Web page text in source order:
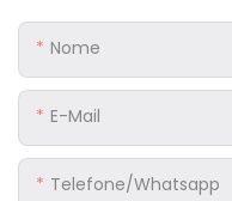
Nome
E-Mail
Telefone/whatsapp